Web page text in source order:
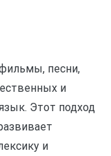
песни,
и
Этот подход
и